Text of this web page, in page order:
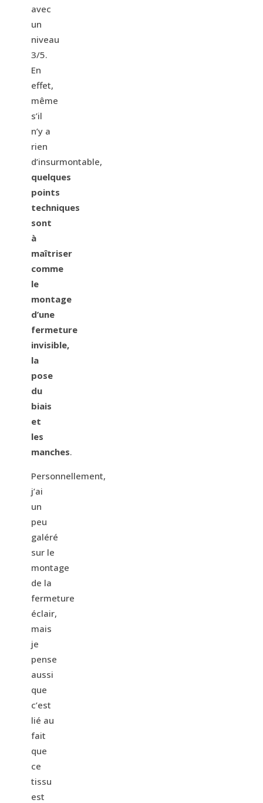
avec
un
niveau
3/5.
En
effet,
même
s’il
n’y a
rien
d’insurmontable,
quelques
points
techniques
sont
à
maîtriser
comme
le
montage
d’une
fermeture
invisible,
la
pose
du
biais
et
les
manches.
Personnellement,
j’ai
un
peu
galéré
sur le
montage
de la
fermeture
éclair,
mais
je
pense
aussi
que
c’est
lié au
fait
que
ce
tissu
est